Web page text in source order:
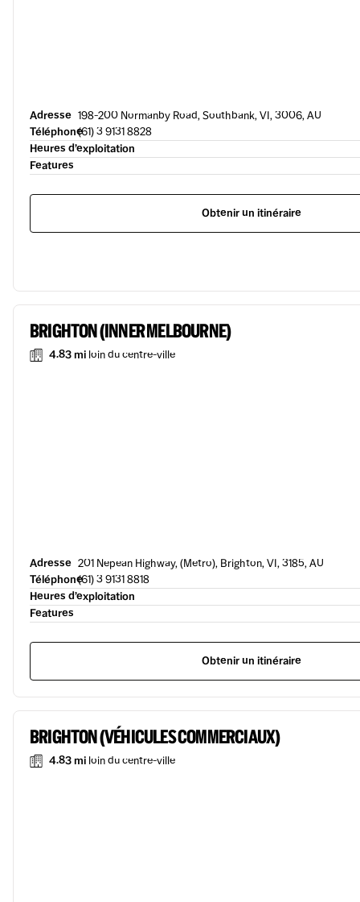
Adresse 198-200 Normanby Road, Southbank, VI, 3006, AU
Téléphone(61) 3 9131 8828
Heures d’exploitation
Features
Obtenir un itinéraire
BRIGHTON (INNER MELBOURNE)
4.83 mi loin du centre-ville
Adresse 201 Nepean Highway, (Metro), Brighton, VI, 3185, AU
Téléphone(61) 3 9131 8818
Heures d’exploitation
Features
Obtenir un itinéraire
BRIGHTON (VÉHICULES COMMERCIAUX)
4.83 mi loin du centre-ville